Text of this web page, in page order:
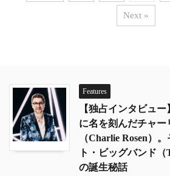
Next »
Features
【独占インタビュ
に名を刻んだチャー
（Charlie Rosen）
ト・ビッグバンド（
の誕生秘話